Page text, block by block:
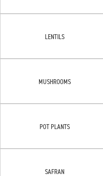
LENTILS
MUSHROOMS
POT PLANTS
SAFRAN